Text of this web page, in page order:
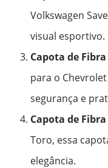
Volkswagen
visual esportivo.
Capota de
para o
segurança e
Capota de
Toro, essa
elegância.